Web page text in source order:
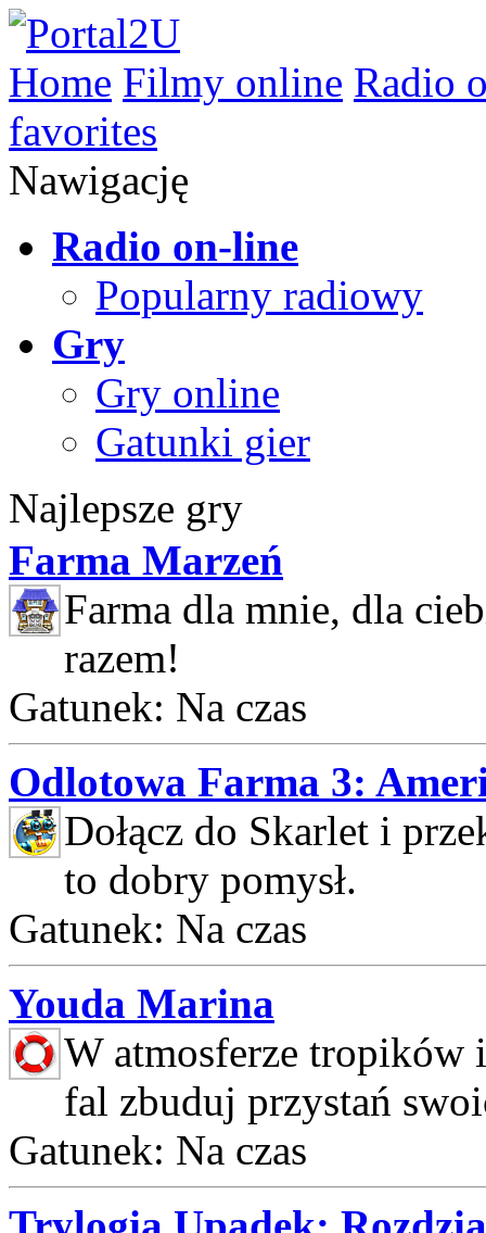
Home Filmy online Radio
favorites
Nawigację
Radio on-line
Popularny radiowy
Gry
Gry online
Gatunki gier
Najlepsze gry
Farma Marzeń
Farma dla mnie, dla
razem!
Gatunek: Na czas
Odlotowa Farma 3:
Dołącz do Skarlet i
to dobry pomysł.
Gatunek: Na czas
Youda Marina
W atmosferze tropików
fal zbuduj przystań
Gatunek: Na czas